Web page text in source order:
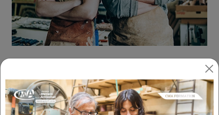
DEVENEZ APPRENTI, ON VOUS
ACCOMPAGNE !